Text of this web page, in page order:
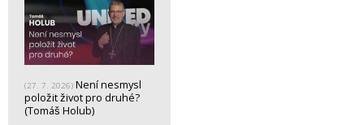
(27. 7. 2026) Není nesmysl
položit život pro druhé?
(Tomáš Holub)